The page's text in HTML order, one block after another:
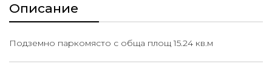
Описание
Подземно паркомясто с обща площ 15.24 кв.м